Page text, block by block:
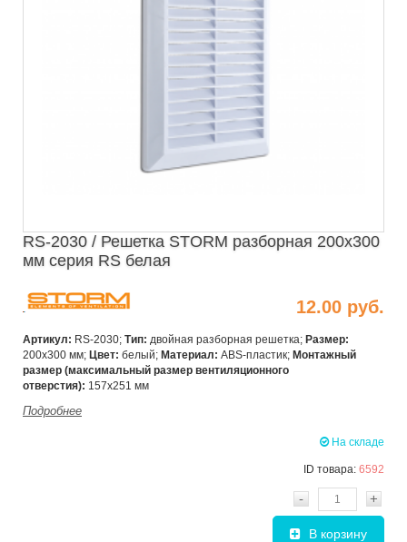
RS-2030 / Решетка STORM разборная 200х300
мм серия RS белая
12.00 руб.
Артикул: RS-2030; Тип: двойная разборная решетка; Размер:
200х300 мм; Цвет: белый; Материал: ABS-пластик; Монтажный
размер (максимальный размер вентиляционного
отверстия): 157х251 мм
Подробнее
На складе
ID товара: 6592
- +
В корзину